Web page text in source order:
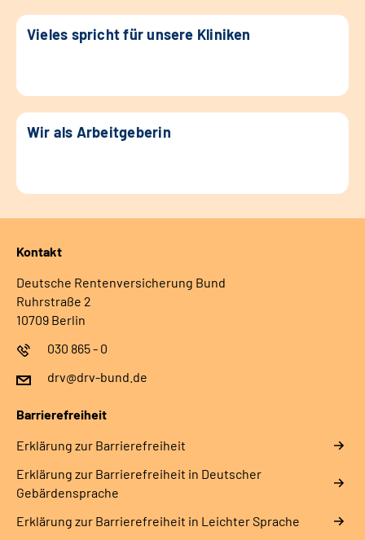
Vieles spricht für unsere Kliniken
Wir als Arbeitgeberin
Kontakt
Deutsche Rentenversicherung Bund
Ruhrstraße 2
10709 Berlin
030 865 - 0
drv@drv-bund.de
Barrierefreiheit
Erklärung zur Barrierefreiheit
Erklärung zur Barrierefreiheit in Deutscher
Gebärdensprache
Erklärung zur Barrierefreiheit in Leichter Sprache